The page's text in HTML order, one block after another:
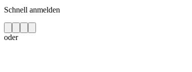
Schnell anmelden
oder